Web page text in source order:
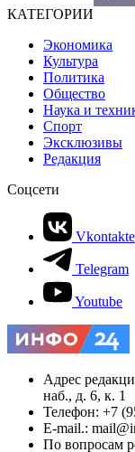
КАТЕГОРИИ
Экономика
Культура
Политика
Общество
Наука и
Спорт
Эксклюзивы
Редакция
Соцсети
Vkontakte
Telegram
Youtube
Адрес
наб., д. 6, к. 1
Телефон: +7
E-mail.:
По вопросам